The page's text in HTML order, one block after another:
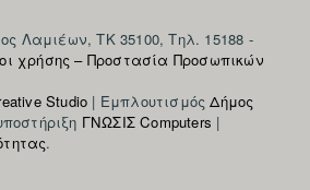
Λαμιέων, ΤΚ 35100, Τηλ. 15188 -
χρήσης – Προστασία Προσωπικών
Studio | ΕμπλουτισμόςΔήμος
ΓΝΩΣΙΣ Computers |
.